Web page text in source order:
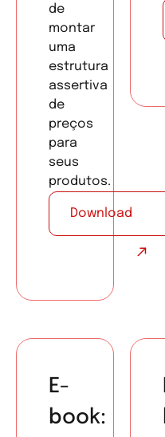
de
montar
uma
estrutura
assertiva
de
preços
para
seus
produtos.
Download
E-
book: